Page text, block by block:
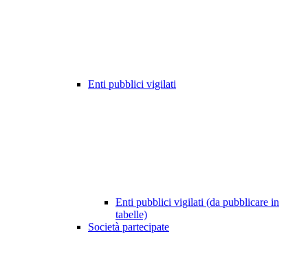
Enti pubblici vigilati
Enti pubblici vigilati (da pubblicare in
tabelle)
Società partecipate